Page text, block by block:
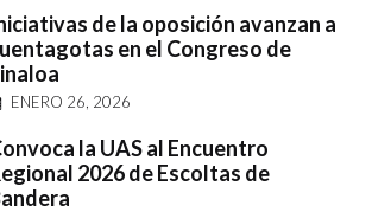
de la oposición avanzan a
en el Congreso de
ENERO 26, 2026
la UAS al Encuentro
2026 de Escoltas de